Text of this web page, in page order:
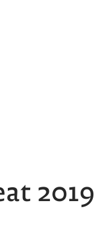
2019